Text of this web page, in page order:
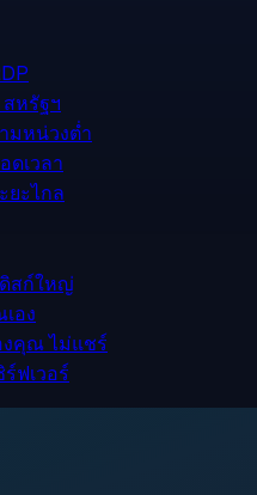
หรัฐฯ
มหน่วงต่ำ
เวลา
ยะไกล
สก์ใหญ่
อง
งคุณ ไม่แชร์
ฟเวอร์